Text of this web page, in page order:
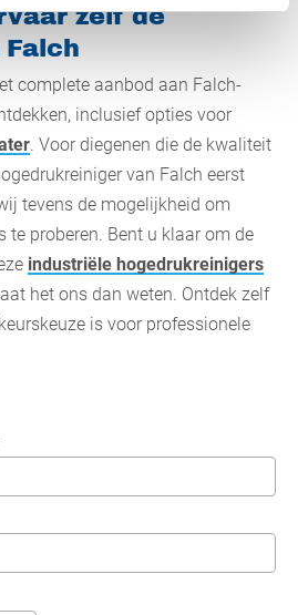
zelf de
complete aanbod aan Falch-
inclusief opties voor
. Voor diegenen die de kwaliteit
van Falch eerst
tevens de mogelijkheid om
te proberen. Bent u klaar om de
industriële hogedrukreinigers
het ons dan weten. Ontdek zelf
is voor professionele